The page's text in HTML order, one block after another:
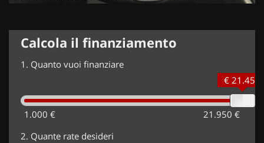
Calcola il finanziamento
1. Quanto vuoi finanziare
1.000 € 21.950 €
€ 21.450
2. Quante rate desideri